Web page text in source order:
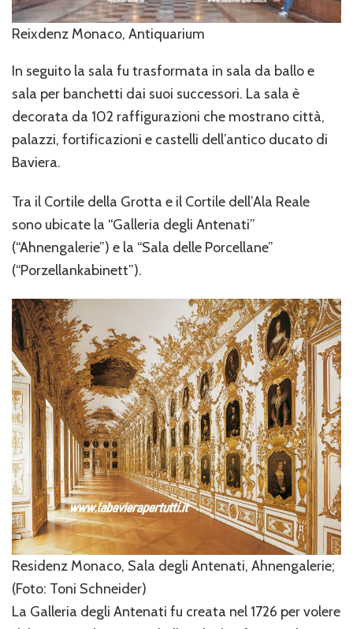
Reixdenz Monaco, Antiquarium
In seguito la sala fu trasformata in sala da ballo e
sala per banchetti dai suoi successori. La sala è
decorata da 102 raffigurazioni che mostrano città,
palazzi, fortificazioni e castelli dell’antico ducato di
Baviera.
Tra il Cortile della Grotta e il Cortile dell’Ala Reale
sono ubicate la “Galleria degli Antenati”
(“Ahnengalerie”) e la “Sala delle Porcellane”
(“Porzellankabinett”).
Residenz Monaco, Sala degli Antenati, Ahnengalerie;
(Foto: Toni Schneider)
La Galleria degli Antenati fu creata nel 1726 per volere